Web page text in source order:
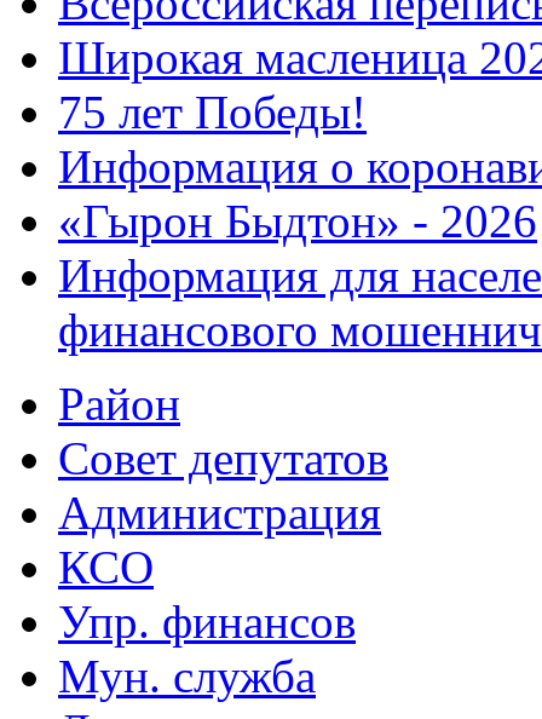
Широкая масленица
75 лет Победы!
Информация о
«Гырон Быдтон» - 2026
Информация для
финансового
Район
Совет депутатов
Администрация
КСО
Упр. финансов
Мун. служба